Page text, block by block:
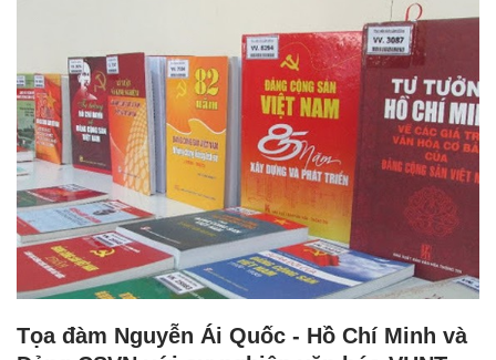
Tọa đàm Nguyễn Ái Quốc - Hồ Chí Minh và